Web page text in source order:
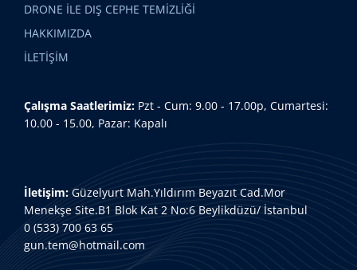
DRONE İLE DIŞ CEPHE TEMİZLİĞİ
HAKKIMIZDA
İLETİŞİM
Çalışma Saatlerimiz: Pzt - Cum: 9.00 - 17.00p, Cumartesi:
10.00 - 15.00, Pazar: Kapalı
İletişim: Güzelyurt Mah.Yıldırım Beyazıt Cad.Mor
Menekşe Site.B1 Blok Kat 2 No:6 Beylikdüzü/ İstanbul
0 (533) 700 63 65
gun.tem@hotmail.com